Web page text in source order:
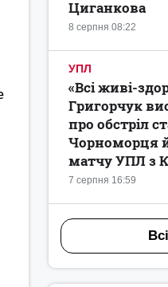
8 серпня 08:22
Циганкова
УПЛ
7 серпня 16:59
«Всі живі-
Григорчук
про обстріл
Чорноморця
матчу УПЛ з